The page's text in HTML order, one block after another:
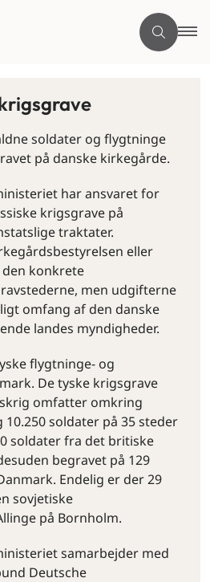
soldater og flygtninge
på danske kirkegårde.
har ansvaret for
krigsgrave på
traktater.
eller
konkrete
men udgifterne
omfang af den danske
landes myndigheder.
flygtninge- og
De tyske krigsgrave
omfatter omkring
10.250 soldater på 35 steder
soldater fra det britiske
begravet på 129
Endelig er der 29
sovjetiske
på Bornholm.
samarbejder med
Deutsche